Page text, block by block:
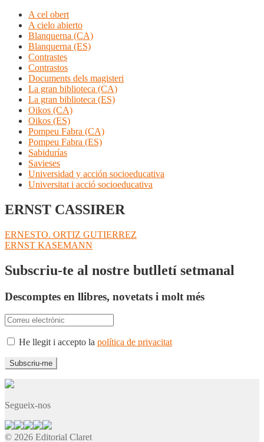
A cel obert
A cielo abierto
Blanquerna (CA)
Blanquerna (ES)
Contrastes
Contrastos
Documents dels magisteri
La gran biblioteca (CA)
La gran biblioteca (ES)
Oikos (CA)
Oikos (ES)
Pompeu Fabra (CA)
Pompeu Fabra (ES)
Sabidurías
Savieses
Universidad y acción socioeducativa
Universitat i acció socioeducativa
ERNST CASSIRER
Navegació
d'entrades
Entrada
anterior:
ERNESTO. ORTIZ GUTIERREZ
Pròxima
ERNST KASEMANN
Subscriu-te al nostre butlletí setmanal
Descomptes en llibres, novetats i molt més
He llegit i accepto la política de privacitat
Segueix-nos
© 2026 Editorial Claret